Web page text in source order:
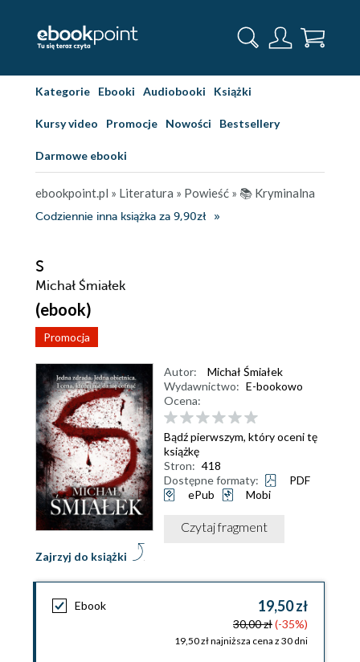
Kategorie Ebooki Audiobooki Książki
Kursy video Promocje Nowości Bestsellery
Darmowe ebooki
ebookpoint.pl » Literatura » Powieść » 📚 Kryminalna
Codziennie inna książka za 9,90zł
S
Michał Śmiałek
(ebook)
Promocja
Zajrzyj do książki
Autor:
Michał Śmiałek
Wydawnictwo: E-bookowo
Ocena:
Bądź pierwszym, który oceni tę
książkę
Stron: 418
Dostępne formaty:
PDF
ePub
Mobi
Czytaj fragment
Ebook 19,50 zł
30,00 zł(-35%)
19,50 zł najniższa cena z 30 dni